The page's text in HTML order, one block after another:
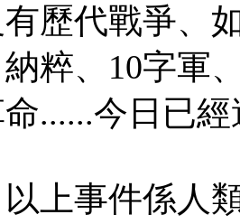
歷代戰爭、
粹、10字軍
......今日已
上事件係人